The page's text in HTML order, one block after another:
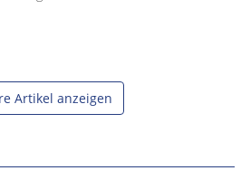
Artikel anzeigen